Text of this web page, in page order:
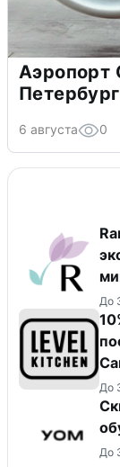
Аэропорт
6 августа 0
До
До
До